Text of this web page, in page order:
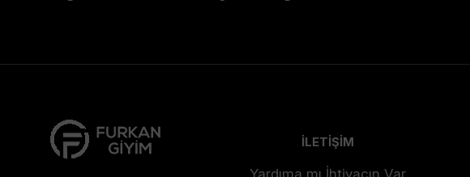
İLETİŞİM
Yardıma mı İhtiyacın Var